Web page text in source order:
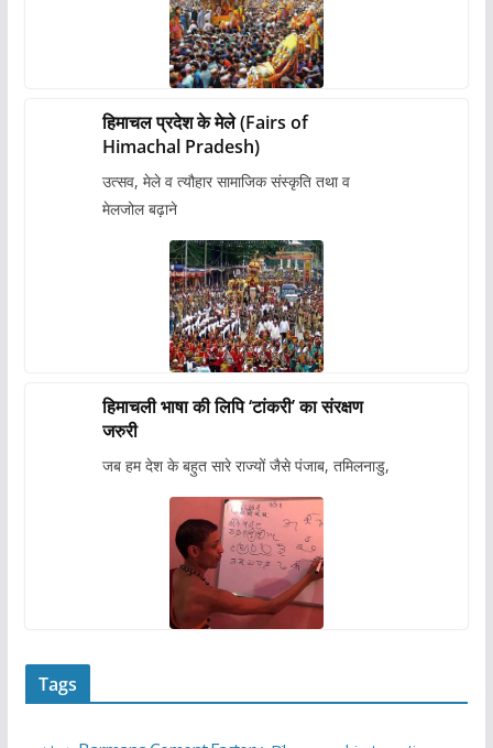
हिमाचल प्रदेश के मेले (Fairs of
Himachal Pradesh)
उत्सव, मेले व त्यौहार सामाजिक संस्कृति तथा व
मेलजोल बढ़ाने
हिमाचली भाषा की लिपि ‘टांकरी’ का संरक्षण
जरुरी
जब हम देश के बहुत सारे राज्यों जैसे पंजाब, तमिलनाडु,
Tags